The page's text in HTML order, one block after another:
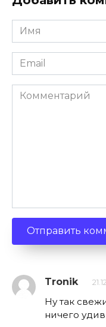
Имя
*
Email
*
Комментарий
Tronik
Ну так
ничего